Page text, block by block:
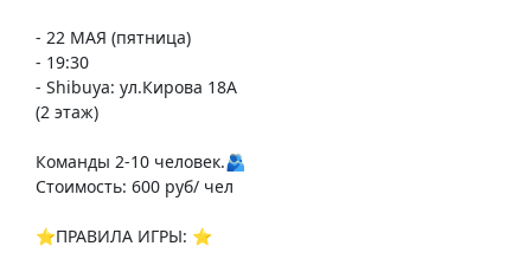
- 22 МАЯ (пятница)
- 19:30
- Shibuya: ул.Кирова 18А
(2 этаж)
Команды 2-10 человек.🫂
Стоимость: 600 руб/ чел
⭐️ПРАВИЛА ИГРЫ: ⭐️